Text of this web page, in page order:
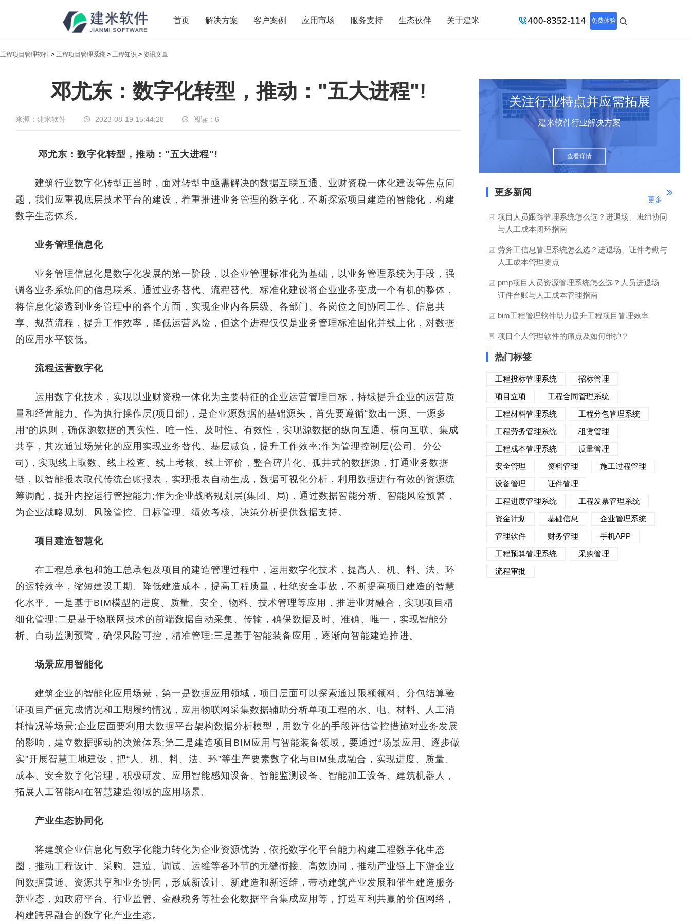
首页 解决方案 客户案例 应用市场 服务支持 生态伙伴 关于建米 免费体验
邓尤东：数字化转型，推动："五大进程"!
邓尤东：数字化转型,推动："五大进程"!
工程项目管理软件 > 工程项目管理系统 > 工程知识 > 资讯文章
邓尤东：数字化转型，推动："五大进程"!
来源：建米软件 2023-08-19 15:44:28 阅读： 6
邓尤东：数字化转型，推动："五大进程"!
建筑行业数字化转型正当时，面对转型中亟需解决的数据互联互通、业财资税一体化建设等焦点问
题，我们应重视底层技术平台的建设，着重推进业务管理的数字化，不断探索项目建造的智能化，构建
数字生态体系。
业务管理信息化
业务管理信息化是数字化发展的第一阶段，以企业管理标准化为基础，以业务管理系统为手段，强
调各业务系统间的信息联系。通过业务替代、流程替代、标准化建设将企业业务变成一个有机的整体，
将信息化渗透到业务管理中的各个方面，实现企业内各层级、各部门、各岗位之间协同工作、信息共
享、规范流程，提升工作效率，降低运营风险，但这个进程仅仅是业务管理标准固化并线上化，对数据
的应用水平较低。
流程运营数字化
运用数字化技术，实现以业财资税一体化为主要特征的企业运营管理目标，持续提升企业的运营质
量和经营能力。作为执行操作层(项目部)，是企业源数据的基础源头，首先要遵循“数出一源、一源多
用”的原则，确保源数据的真实性、唯一性、及时性、有效性，实现源数据的纵向互通、横向互联、集成
共享，其次通过场景化的应用实现业务替代、基层减负，提升工作效率;作为管理控制层(公司、分公
司)，实现线上取数、线上检查、线上考核、线上评价，整合碎片化、孤井式的数据源，打通业务数据
链，以智能报表取代传统台账报表，实现报表自动生成，数据可视化分析，利用数据进行有效的资源统
筹调配，提升内控运行管控能力;作为企业战略规划层(集团、局)，通过数据智能分析、智能风险预警，
为企业战略规划、风险管控、目标管理、绩效考核、决策分析提供数据支持。
项目建造智慧化
在工程总承包和施工总承包及项目的建造管理过程中，运用数字化技术，提高人、机、料、法、环
的运转效率，缩短建设工期、降低建造成本，提高工程质量，杜绝安全事故，不断提高项目建造的智慧
化水平。一是基于BIM模型的进度、质量、安全、物料、技术管理等应用，推进业财融合，实现项目精
细化管理;二是基于物联网技术的前端数据自动采集、传输，确保数据及时、准确、唯一，实现智能分
析、自动监测预警，确保风险可控，精准管理;三是基于智能装备应用，逐渐向智能建造推进。
场景应用智能化
建筑企业的智能化应用场景，第一是数据应用领域，项目层面可以探索通过限额领料、分包结算验
证项目产值完成情况和工期履约情况，应用物联网采集数据辅助分析单项工程的水、电、材料、人工消
耗情况等场景;企业层面要利用大数据平台架构数据分析模型，用数字化的手段评估管控措施对业务发展
的影响，建立数据驱动的决策体系;第二是建造项目BIM应用与智能装备领域，要通过“场景应用、逐步做
实”开展智慧工地建设，把“人、机、料、法、环”等生产要素数字化与BIM集成融合，实现进度、质量、
成本、安全数字化管理，积极研发、应用智能感知设备、智能监测设备、智能加工设备、建筑机器人，
拓展人工智能AI在智慧建造领域的应用场景。
产业生态协同化
将建筑企业信息化与数字化能力转化为企业资源优势，依托数字化平台能力构建工程数字化生态
圈，推动工程设计、采购、建造、调试、运维等各环节的无缝衔接、高效协同，推动产业链上下游企业
间数据贯通、资源共享和业务协同，形成新设计、新建造和新运维，带动建筑产业发展和催生建造服务
新业态，如政府平台、行业监管、金融税务等社会化数据平台集成应用等，打造互利共赢的价值网络，
构建跨界融合的数字化产业生态。
关注行业特点并应需拓展
建米软件行业解决方案
查看详情
更多新闻
更多
项目人员跟踪管理系统怎么选？进退场、班组协同
与人工成本闭环指南
劳务工信息管理系统怎么选？进退场、证件考勤与
人工成本管理要点
pmp项目人员资源管理系统怎么选？人员进退场、
证件台账与人工成本管理指南
bim工程管理软件助力提升工程项目管理效率
项目个人管理软件的痛点及如何维护？
热门标签
工程投标管理系统
招标管理
项目立项
工程合同管理系统
工程材料管理系统
工程分包管理系统
工程劳务管理系统
租赁管理
工程成本管理系统
质量管理
安全管理
资料管理
施工过程管理
设备管理
证件管理
工程进度管理系统
工程发票管理系统
资金计划
基础信息
企业管理系统
管理软件
财务管理
手机APP
工程预算管理系统
采购管理
流程审批